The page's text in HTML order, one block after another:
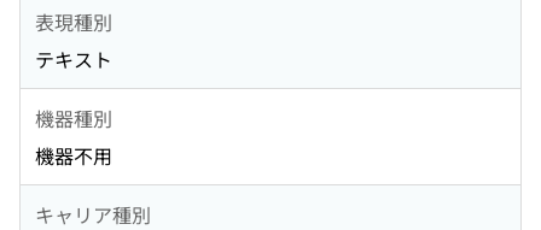
表現種別
テキスト
機器種別
機器不用
キャリア種別